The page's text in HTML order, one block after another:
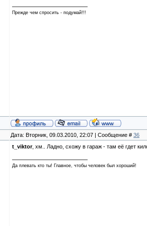
Прежде чем спросить - подумай!!!
Дата: Вторник, 09.03.2010, 22:07 | Сообщение # 36
t_viktor, хм.. Ладно, схожу в гараж - там её гдет
Да плевать кто ты! Главное, чтобы человек был хороший!